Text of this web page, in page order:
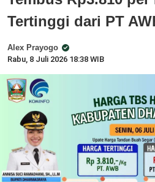
Tertinggi dari PT
Alex Prayogo
Rabu, 8 Juli 2026 18:38 WIB